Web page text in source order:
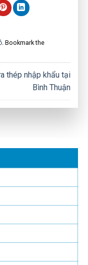
. Bookmark the
thép nhập khẩu tại
Bình Thuận